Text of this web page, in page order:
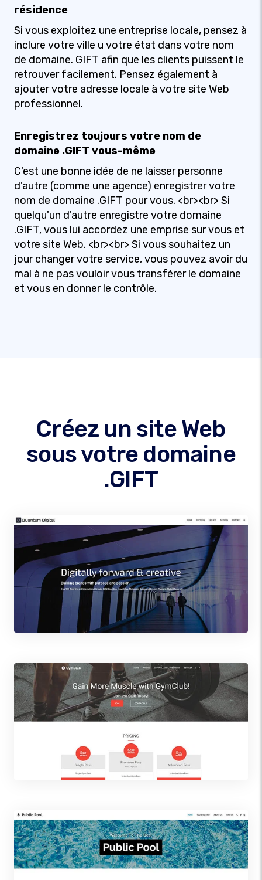
résidence
Si vous exploitez une entreprise locale, pensez à
inclure votre ville u votre état dans votre nom
de domaine. GIFT afin que les clients puissent le
retrouver facilement. Pensez également à
ajouter votre adresse locale à votre site Web
professionnel.
Enregistrez toujours votre nom de
domaine .GIFT vous-même
C'est une bonne idée de ne laisser personne
d'autre (comme une agence) enregistrer votre
nom de domaine .GIFT pour vous. <br><br> Si
quelqu'un d'autre enregistre votre domaine
.GIFT, vous lui accordez une emprise sur vous et
votre site Web. <br><br> Si vous souhaitez un
jour changer votre service, vous pouvez avoir du
mal à ne pas vouloir vous transférer le domaine
et vous en donner le contrôle.
Créez un site Web
sous votre domaine
.GIFT